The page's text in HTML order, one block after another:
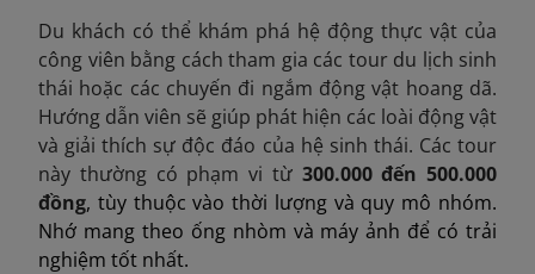
Du khách có thể khám phá hệ động thực vật của
công viên bằng cách tham gia các tour du lịch sinh
thái hoặc các chuyến đi ngắm động vật hoang dã.
Hướng dẫn viên sẽ giúp phát hiện các loài động vật
và giải thích sự độc đáo của hệ sinh thái. Các tour
này thường có phạm vi từ 300.000 đến 500.000
đồng, tùy thuộc vào thời lượng và quy mô nhóm.
Nhớ mang theo ống nhòm và máy ảnh để có trải
nghiệm tốt nhất.